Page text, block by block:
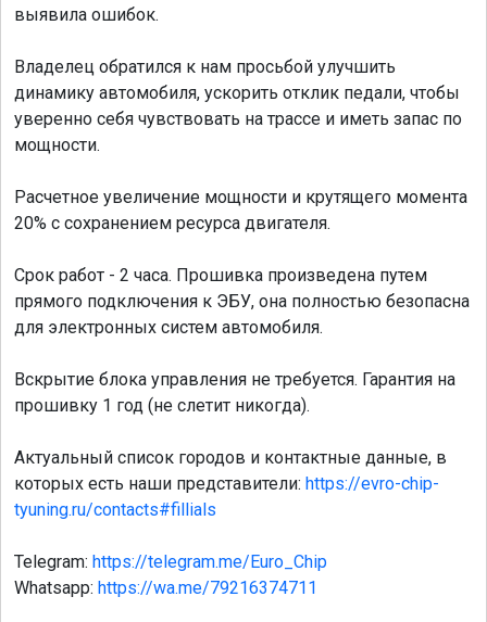
выявила ошибок.
Владелец обратился к нам просьбой улучшить
динамику автомобиля, ускорить отклик педали, чтобы
уверенно себя чувствовать на трассе и иметь запас по
мощности.
Расчетное увеличение мощности и крутящего момента
20% с сохранением ресурса двигателя.
Срок работ - 2 часа. Прошивка произведена путем
прямого подключения к ЭБУ, она полностью безопасна
для электронных систем автомобиля.
Вскрытие блока управления не требуется. Гарантия на
прошивку 1 год (не слетит никогда).
Актуальный список городов и контактные данные, в
которых есть наши представители: https://evro-chip-
tyuning.ru/contacts#fillials
Telegram: https://telegram.me/Euro_Chip
Whatsapp: https://wa.me/79216374711